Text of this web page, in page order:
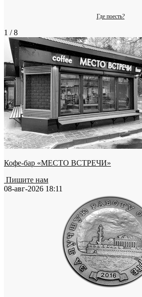
Где поесть?
1 / 8
Кофе-бар «МЕСТО ВСТРЕЧИ»
Пишите нам
08-авг-2026 18:11